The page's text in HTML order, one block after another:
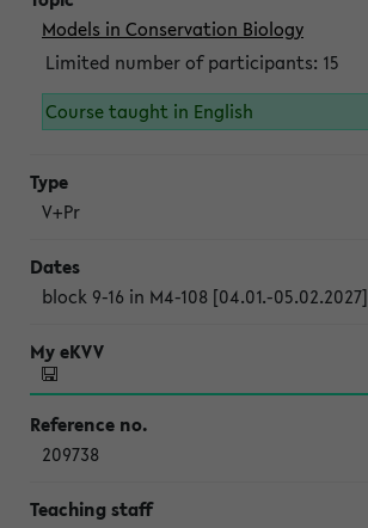
Models in Conservation Biology
Limited number of participants: 15
Course taught in English
V+Pr
block 9-16 in M4-108 [04.01.-05.02.2027]
209738